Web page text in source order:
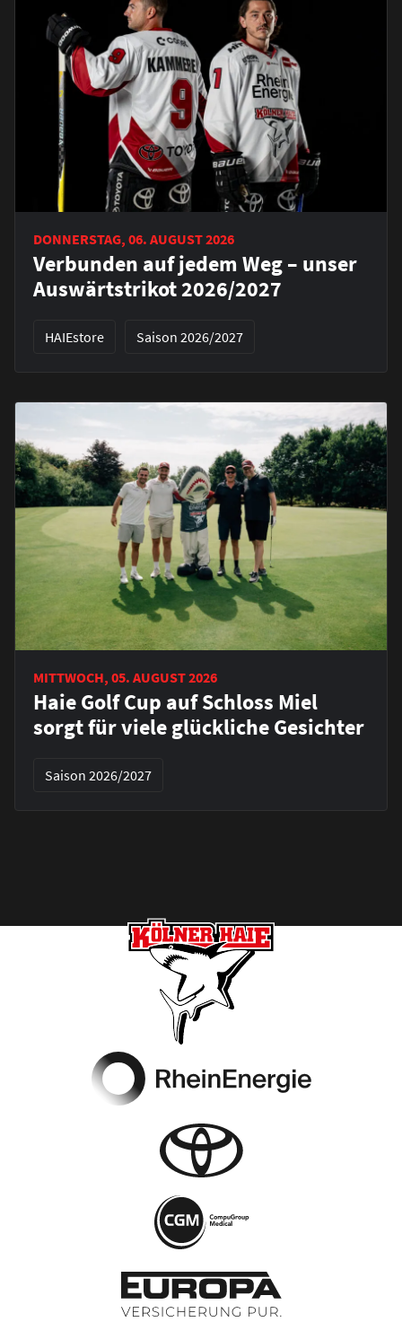
DONNERSTAG, 06. AUGUST 2026
Verbunden auf jedem Weg – unser
Auswärtstrikot 2026/2027
HAIEstore Saison 2026/2027
MITTWOCH, 05. AUGUST 2026
Haie Golf Cup auf Schloss Miel
sorgt für viele glückliche Gesichter
Saison 2026/2027